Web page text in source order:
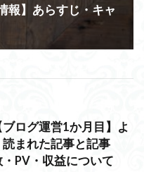
報】あらすじ・キャ
ブログ運営1か月目】よ
読まれた記事と記事
・PV・収益について